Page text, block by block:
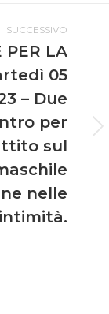
SUCCESSIVO
PER LA
05
– Due
per
sul
nelle